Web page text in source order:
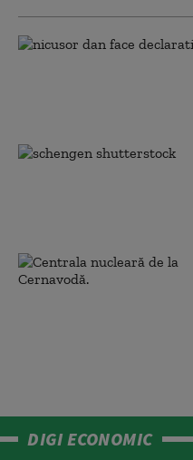
DIGI ECONOMIC